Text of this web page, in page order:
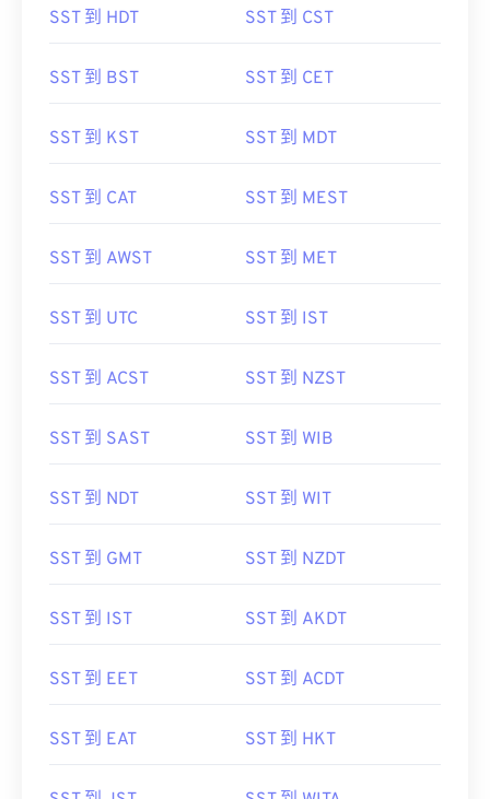
SST 到 HDT SST 到 CST
SST 到 BST SST 到 CET
SST 到 KST SST 到 MDT
SST 到 CAT SST 到 MEST
SST 到 AWST SST 到 MET
SST 到 UTC SST 到 IST
SST 到 ACST SST 到 NZST
SST 到 SAST SST 到 WIB
SST 到 NDT SST 到 WIT
SST 到 GMT SST 到 NZDT
SST 到 IST SST 到 AKDT
SST 到 EET SST 到 ACDT
SST 到 EAT SST 到 HKT